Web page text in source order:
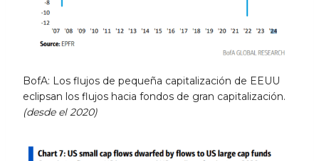
BofA: Los flujos de pequeña capitalización de EEUU
eclipsan los flujos hacia fondos de gran capitalización.
(desde el 2020)